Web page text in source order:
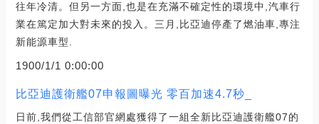
往年冷清。但另一方面,也是在充滿不確定性的環境中,汽車行
業在篤定加大對未來的投入。三月,比亞迪停產了燃油車,專注
新能源車型.
1900/1/1 0:00:00
比亞迪護衛艦07申報圖曝光 零百加速4.7秒_
日前,我們從工信部官網處獲得了一組全新比亞迪護衛艦07的